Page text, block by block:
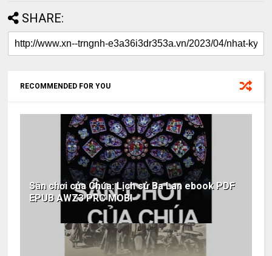
SHARE:
RECOMMENDED FOR YOU
Sân chơi của Chúa: Lịch sử Ba Lan ebook PDF
EPUB AWZ3 PRC MOBI